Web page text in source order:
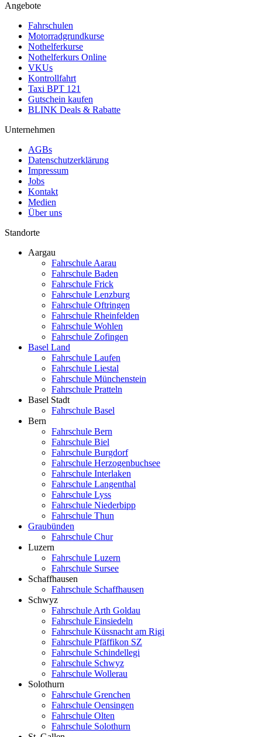
Angebote
Fahrschulen
Motorradgrundkurse
Nothelferkurse
Nothelferkurs Online
VKUs
Kontrollfahrt
Taxi BPT 121
Gutschein kaufen
BLINK Deals & Rabatte
Unternehmen
AGBs
Datenschutzerklärung
Impressum
Jobs
Kontakt
Medien
Über uns
Standorte
Aargau
Fahrschule Aarau
Fahrschule Baden
Fahrschule Frick
Fahrschule Lenzburg
Fahrschule Oftringen
Fahrschule Rheinfelden
Fahrschule Wohlen
Fahrschule Zofingen
Basel Land
Fahrschule Laufen
Fahrschule Liestal
Fahrschule Münchenstein
Fahrschule Pratteln
Basel Stadt
Fahrschule Basel
Bern
Fahrschule Bern
Fahrschule Biel
Fahrschule Burgdorf
Fahrschule Herzogenbuchsee
Fahrschule Interlaken
Fahrschule Langenthal
Fahrschule Lyss
Fahrschule Niederbipp
Fahrschule Thun
Graubünden
Fahrschule Chur
Luzern
Fahrschule Luzern
Fahrschule Sursee
Schaffhausen
Fahrschule Schaffhausen
Schwyz
Fahrschule Arth Goldau
Fahrschule Einsiedeln
Fahrschule Küssnacht am Rigi
Fahrschule Pfäffikon SZ
Fahrschule Schindellegi
Fahrschule Schwyz
Fahrschule Wollerau
Solothurn
Fahrschule Grenchen
Fahrschule Oensingen
Fahrschule Olten
Fahrschule Solothurn